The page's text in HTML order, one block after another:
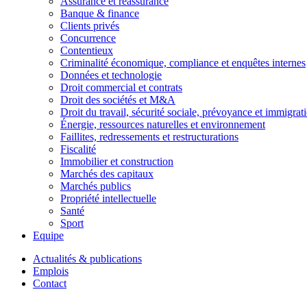
Banque & finance
Clients privés
Concurrence
Contentieux
Criminalité économique, compliance et enquêtes internes
Données et technologie
Droit commercial et contrats
Droit des sociétés et M&A
Droit du travail, sécurité sociale, prévoyance et
Énergie, ressources naturelles et environnement
Faillites, redressements et restructurations
Fiscalité
Immobilier et construction
Marchés des capitaux
Marchés publics
Propriété intellectuelle
Santé
Sport
Equipe
Actualités & publications
Emplois
Contact